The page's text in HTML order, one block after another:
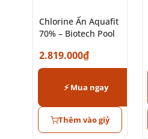
Chlorine Ấn Aquafit
70% – Biotech Pool
2.819.000₫
⚡ Mua ngay
Thêm vào giỷ